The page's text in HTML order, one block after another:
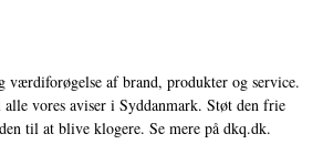
værdiforøgelse af brand, produkter og service.
vores aviser i Syddanmark. Støt den frie
til at blive klogere. Se mere på dkq.dk.